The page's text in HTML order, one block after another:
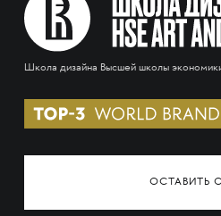
Школа дизайна Высшей школы
ОСТАВИТЬ